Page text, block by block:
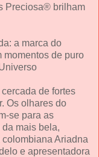
Preciosa® brilham
a marca do
momentos de puro
de fortes
Os olhares do
se para as
mais bela,
Ariadna
e apresentadora